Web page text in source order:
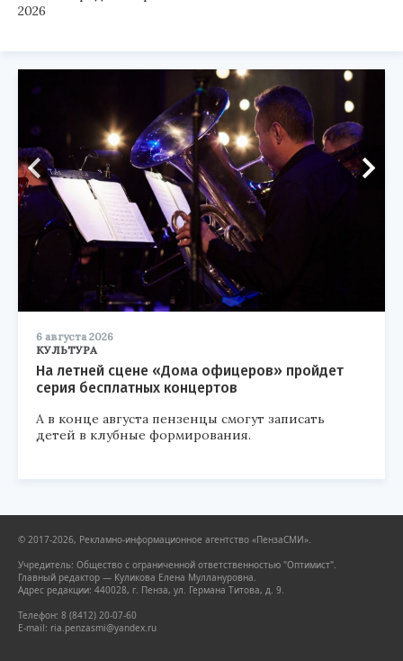
2026
6 августа 2026
КУЛЬТУРА
На летней сцене «Дома офицеров» пройдет
серия бесплатных концертов
А в конце августа пензенцы смогут записать
детей в клубные формирования.
© 2017-2026, Рекламно-информационное агентство «ПензаСМИ».
Учредитель: Общество с ограниченной ответственностью "Оптимист".
Главный редактор — Куликова Елена Муллануровна.
Адрес редакции: 440028, г. Пенза, ул. Германа Титова, д. 9.
Телефон: 8 (8412) 20-07-60
E-mail: ria.penzasmi@yandex.ru